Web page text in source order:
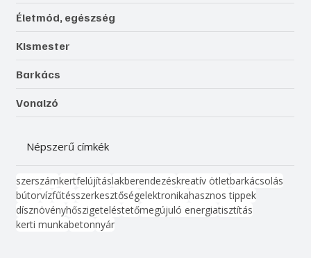
Életmód, egészség
Kismester
Barkács
Vonalzó
Népszerű címkék
szerszámkertfelújításlakberendezéskreatív ötletbarkácsolás
bútorvízfűtésszerkesztőségelektronikahasznos tippek
dísznövényhőszigeteléstetőmegújuló energiatisztítás
kerti munkabetonnyár